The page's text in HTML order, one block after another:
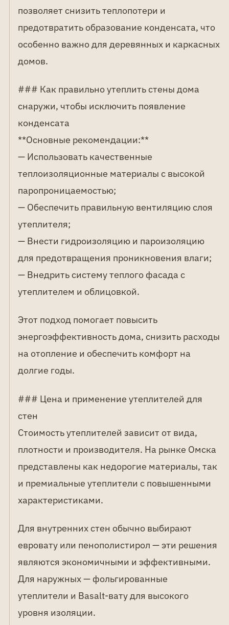
позволяет снизить теплопотери и
предотвратить образование конденсата, что
особенно важно для деревянных и каркасных
домов.
### Как правильно утеплить стены дома
снаружи, чтобы исключить появление
конденсата
**Основные рекомендации:**
— Использовать качественные
теплоизоляционные материалы с высокой
паропроницаемостью;
— Обеспечить правильную вентиляцию слоя
утеплителя;
— Внести гидроизоляцию и пароизоляцию
для предотвращения проникновения влаги;
— Внедрить систему теплого фасада с
утеплителем и облицовкой.
Этот подход помогает повысить
энергоэффективность дома, снизить расходы
на отопление и обеспечить комфорт на
долгие годы.
### Цена и применение утеплителей для
стен
Стоимость утеплителей зависит от вида,
плотности и производителя. На рынке Омска
представлены как недорогие материалы, так
и премиальные утеплители с повышенными
характеристиками.
Для внутренних стен обычно выбирают
евровату или пенополистирол — эти решения
являются экономичными и эффективными.
Для наружных — фольгированные
утеплители и Basalt-вату для высокого
уровня изоляции.